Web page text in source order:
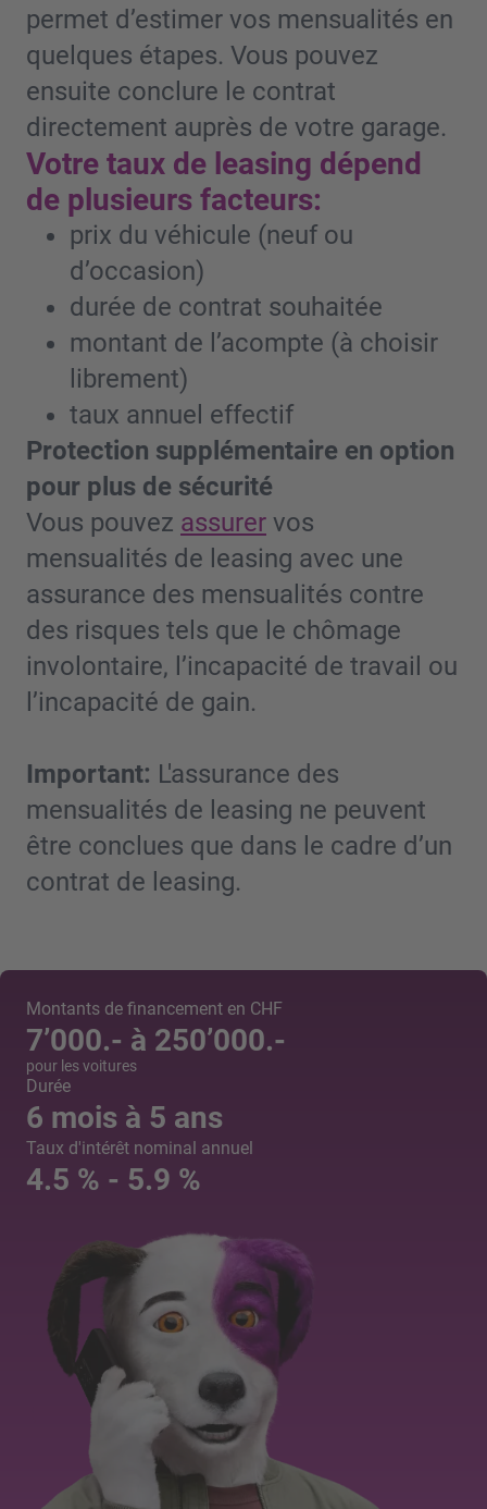
permet d’estimer vos mensualités en
quelques étapes. Vous pouvez
ensuite conclure le contrat
directement auprès de votre garage.
Votre taux de leasing dépend
de plusieurs facteurs:
prix du véhicule (neuf ou
d’occasion)
durée de contrat souhaitée
montant de l’acompte (à choisir
librement)
taux annuel effectif
Protection supplémentaire en option
pour plus de sécurité
Vous pouvez assurer vos
mensualités de leasing avec une
assurance des mensualités contre
des risques tels que le chômage
involontaire, l’incapacité de travail ou
l’incapacité de gain.
Important: L'assurance des
mensualités de leasing ne peuvent
être conclues que dans le cadre d’un
contrat de leasing.
Montants de financement en CHF
7’000.- à 250’000.-
pour les voitures
Durée
6 mois à 5 ans
Taux d'intérêt nominal annuel
4.5 % - 5.9 %